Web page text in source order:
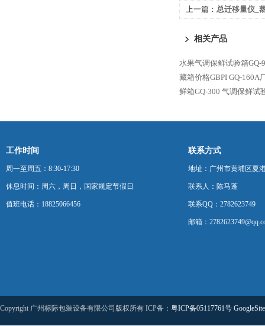
上一篇： 总迁移量仪_
相关产品
水果气调保鲜试验箱GQ-
藏箱价格GBPI GQ-160A
鲜箱GQ-300 气调保鲜试
工作时间
周一至周五：8:30-17:30
休息时间：周六，周日，国家规定节假日
值班电话：18825066456
联系方式
地址：广州市黄埔区夏
联系人：陈马蓬
联系QQ：2782623749
邮箱：
Copyright 广州标际包装设备有限公司版权所有 ICP备： 粤ICP备05117761号